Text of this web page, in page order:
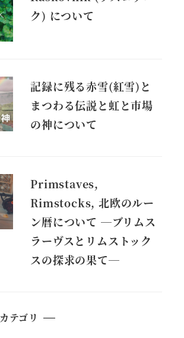
ク) について
記録に残る赤雪(紅雪)と
まつわる伝説と虹と市場
の神について
Primstaves,
Rimstocks, 北欧のルー
ン暦について ―ブリムス
ラーヴスとリムストック
スの探求の果て―
テゴリ